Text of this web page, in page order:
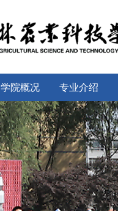
学院概况 专业介绍